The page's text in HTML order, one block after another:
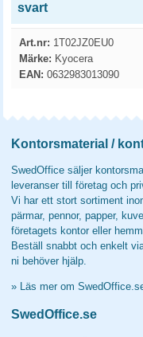
svart
Art.nr: 1T02JZ0EU0
Märke: Kyocera
EAN: 0632983013090
Kontorsmaterial /
SwedOffice säljer
leveranser till företag och
Vi har ett stort sortiment
pärmar, pennor, papper,
företagets kontor eller
Beställ snabbt och enkelt
ni behöver hjälp.
» Läs mer om
SwedOffice.se